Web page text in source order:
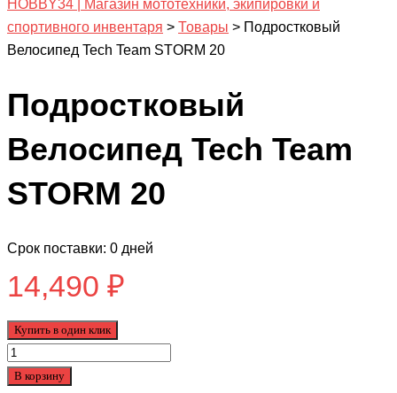
HOBBY34 | Магазин мототехники, экипировки и
спортивного инвентаря > Товары > Подростковый
Велосипед Tech Team STORM 20
Подростковый
Велосипед Tech Team
STORM 20
Срок поставки: 0 дней
14,490 ₽
Купить в один клик
Количество
товара
В корзину